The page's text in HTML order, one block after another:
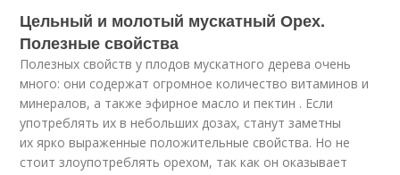
Цельный и молотый мускатный Орех.
Полезные свойства
Полезных свойств у плодов мускатного дерева очень
много: они содержат огромное количество витаминов и
минералов, а также эфирное масло и пектин . Если
употреблять их в небольших дозах, станут заметны
их ярко выраженные положительные свойства. Но не
стоит злоупотреблять орехом, так как он оказывает